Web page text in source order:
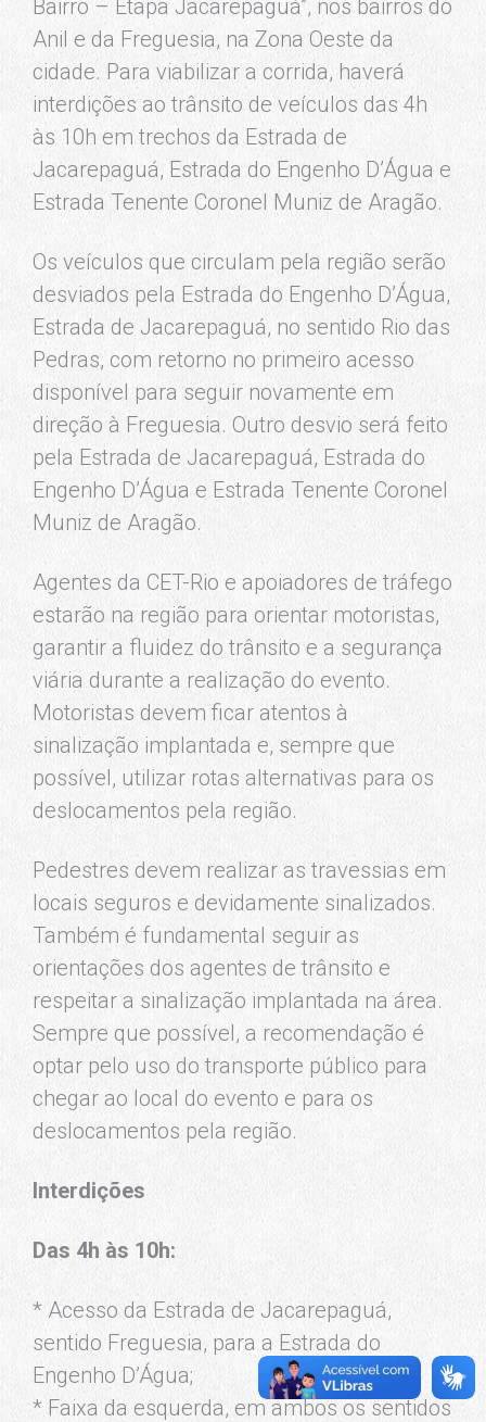
Bairro – Etapa Jacarepaguá”, nos bairros do
Anil e da Freguesia, na Zona Oeste da
cidade. Para viabilizar a corrida, haverá
interdições ao trânsito de veículos das 4h
às 10h em trechos da Estrada de
Jacarepaguá, Estrada do Engenho D’Água e
Estrada Tenente Coronel Muniz de Aragão.
Os veículos que circulam pela região serão
desviados pela Estrada do Engenho D’Água,
Estrada de Jacarepaguá, no sentido Rio das
Pedras, com retorno no primeiro acesso
disponível para seguir novamente em
direção à Freguesia. Outro desvio será feito
pela Estrada de Jacarepaguá, Estrada do
Engenho D’Água e Estrada Tenente Coronel
Muniz de Aragão.
Agentes da CET-Rio e apoiadores de tráfego
estarão na região para orientar motoristas,
garantir a fluidez do trânsito e a segurança
viária durante a realização do evento.
Motoristas devem ficar atentos à
sinalização implantada e, sempre que
possível, utilizar rotas alternativas para os
deslocamentos pela região.
Pedestres devem realizar as travessias em
locais seguros e devidamente sinalizados.
Também é fundamental seguir as
orientações dos agentes de trânsito e
respeitar a sinalização implantada na área.
Sempre que possível, a recomendação é
optar pelo uso do transporte público para
chegar ao local do evento e para os
deslocamentos pela região.
Interdições
Das 4h às 10h:
* Acesso da Estrada de Jacarepaguá,
sentido Freguesia, para a Estrada do
Engenho D’Água;
* Faixa da esquerda, em ambos os sentidos